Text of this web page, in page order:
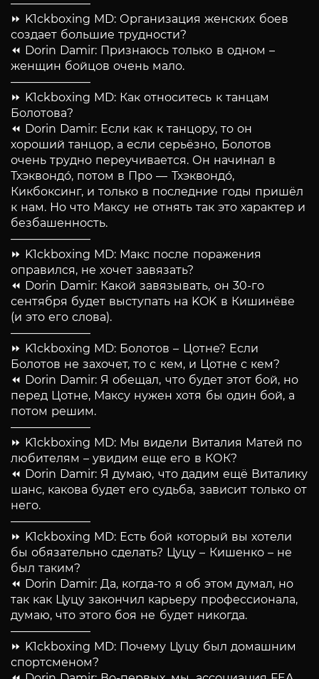
———————
⏩ K1ckboxing MD: Организация женских боев
создает большие трудности?
⏪ Dorin Damir: Признаюсь только в одном –
женщин бойцов очень мало.
———————
⏩ K1ckboxing MD: Как относитесь к танцам
Болотова?
⏪ Dorin Damir: Если как к танцору, то он
хороший танцор, а если серьёзно, Болотов
очень трудно переучивается. Он начинал в
Тхэквондо́, потом в Про — Тхэквондо́,
Кикбоксинг, и только в последние годы пришёл
к нам. Но что Максу не отнять так это характер и
безбашенность.
———————
⏩ K1ckboxing MD: Макс после поражения
оправился, не хочет завязать?
⏪ Dorin Damir: Какой завязывать, он 30-го
сентября будет выступать на KOK в Кишинёве
(и это его слова).
———————
⏩ K1ckboxing MD: Болотов – Цотне? Если
Болотов не захочет, то с кем, и Цотне с кем?
⏪ Dorin Damir: Я обещал, что будет этот бой, но
перед Цотне, Максу нужен хотя бы один бой, а
потом решим.
———————
⏩ K1ckboxing MD: Мы видели Виталия Матей по
любителям – увидим еще его в КОК?
⏪ Dorin Damir: Я думаю, что дадим ещё Виталику
шанс, какова будет его судьба, зависит только от
него.
———————
⏩ K1ckboxing MD: Есть бой который вы хотели
бы обязательно сделать? Цуцу – Кишенко – не
был таким?
⏪ Dorin Damir: Да, когда-то я об этом думал, но
так как Цуцу закончил карьеру профессионала,
думаю, что этого боя не будет никогда.
———————
⏩ K1ckboxing MD: Почему Цуцу был домашним
спортсменом?